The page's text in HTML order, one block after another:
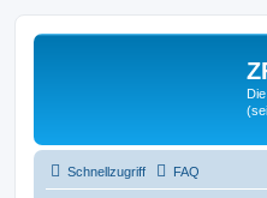
Schnellzugriff FAQ